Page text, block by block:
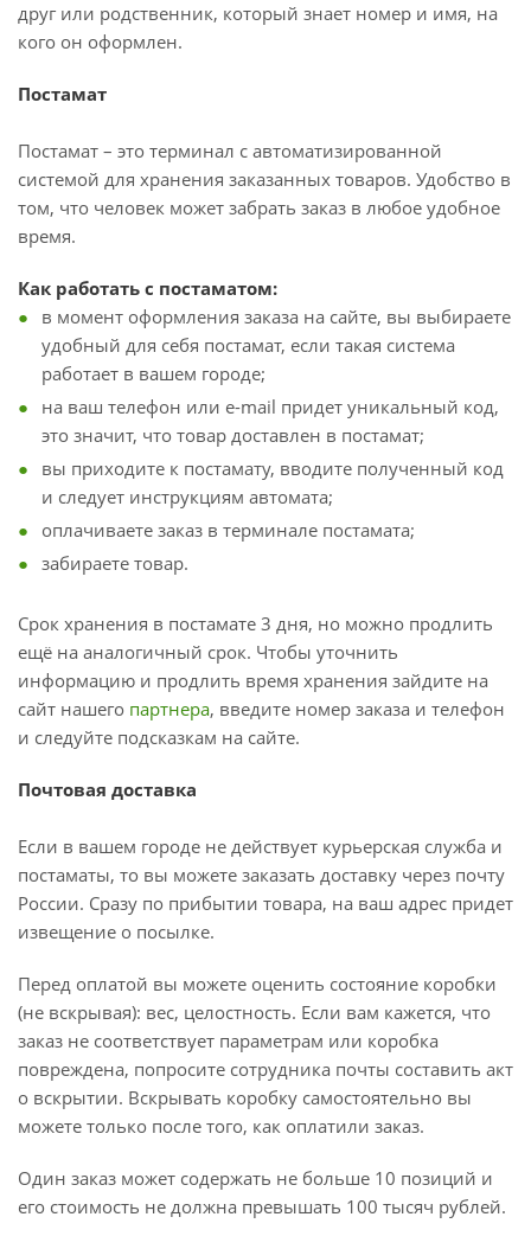
друг или родственник, который знает номер и имя, на
кого он оформлен.
Постамат
Постамат – это терминал с автоматизированной
системой для хранения заказанных товаров. Удобство в
том, что человек может забрать заказ в любое удобное
время.
Как работать с постаматом:
в момент оформления заказа на сайте, вы выбираете
удобный для себя постамат, если такая система
работает в вашем городе;
на ваш телефон или e-mail придет уникальный код,
это значит, что товар доставлен в постамат;
вы приходите к постамату, вводите полученный код
и следует инструкциям автомата;
оплачиваете заказ в терминале постамата;
забираете товар.
Срок хранения в постамате 3 дня, но можно продлить
ещё на аналогичный срок. Чтобы уточнить
информацию и продлить время хранения зайдите на
сайт нашего партнера, введите номер заказа и телефон
и следуйте подсказкам на сайте.
Почтовая доставка
Если в вашем городе не действует курьерская служба и
постаматы, то вы можете заказать доставку через почту
России. Сразу по прибытии товара, на ваш адрес придет
извещение о посылке.
Перед оплатой вы можете оценить состояние коробки
(не вскрывая): вес, целостность. Если вам кажется, что
заказ не соответствует параметрам или коробка
повреждена, попросите сотрудника почты составить акт
о вскрытии. Вскрывать коробку самостоятельно вы
можете только после того, как оплатили заказ.
Один заказ может содержать не больше 10 позиций и
его стоимость не должна превышать 100 тысяч рублей.